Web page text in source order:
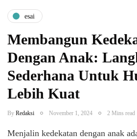
esai
Membangun
Dengan Anak:
Sederhana Untuk
Lebih Kuat
By Redaksi November 1, 2024 2 Mins read
Menjalin kedekatan dengan anak